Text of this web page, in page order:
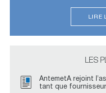
LIRE
LES
AntemetA rejoint
tant que